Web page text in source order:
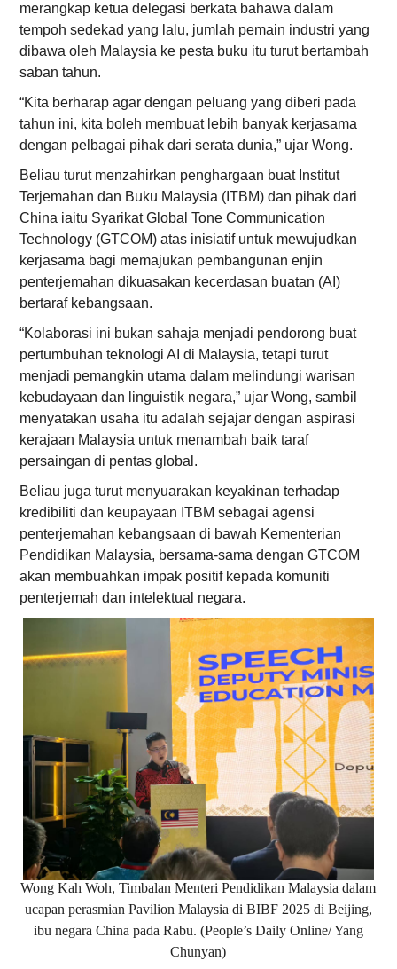
merangkap ketua delegasi berkata bahawa dalam
tempoh sedekad yang lalu, jumlah pemain industri yang
dibawa oleh Malaysia ke pesta buku itu turut bertambah
saban tahun.
“Kita berharap agar dengan peluang yang diberi pada
tahun ini, kita boleh membuat lebih banyak kerjasama
dengan pelbagai pihak dari serata dunia,” ujar Wong.
Beliau turut menzahirkan penghargaan buat Institut
Terjemahan dan Buku Malaysia (ITBM) dan pihak dari
China iaitu Syarikat Global Tone Communication
Technology (GTCOM) atas inisiatif untuk mewujudkan
kerjasama bagi memajukan pembangunan enjin
penterjemahan dikuasakan kecerdasan buatan (AI)
bertaraf kebangsaan.
“Kolaborasi ini bukan sahaja menjadi pendorong buat
pertumbuhan teknologi AI di Malaysia, tetapi turut
menjadi pemangkin utama dalam melindungi warisan
kebudayaan dan linguistik negara,” ujar Wong, sambil
menyatakan usaha itu adalah sejajar dengan aspirasi
kerajaan Malaysia untuk menambah baik taraf
persaingan di pentas global.
Beliau juga turut menyuarakan keyakinan terhadap
kredibiliti dan keupayaan ITBM sebagai agensi
penterjemahan kebangsaan di bawah Kementerian
Pendidikan Malaysia, bersama-sama dengan GTCOM
akan membuahkan impak positif kepada komuniti
penterjemah dan intelektual negara.
Wong Kah Woh, Timbalan Menteri Pendidikan Malaysia dalam
ucapan perasmian Pavilion Malaysia di BIBF 2025 di Beijing,
ibu negara China pada Rabu. (People’s Daily Online/ Yang
Chunyan)